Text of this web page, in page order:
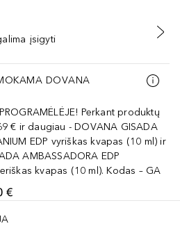
Į KREPŠELĮ
įsigyti
DOVANA
Perkant produktų
€ ir daugiau - DOVANA GISADA
EDP vyriškas kvapas (10 ml) ir
AMBASSADORA EDP
kvapas (10 ml). Kodas – GA
€